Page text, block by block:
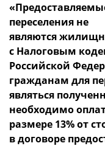
переселения не
являются
с Налоговым
Российской
гражданам для
являться
необходимо
размере 13% от
в договоре